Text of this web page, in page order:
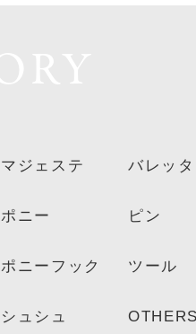
マジェステ
ポニー
ポニーフック
シュシュ
バレッタ
ピン
ツール